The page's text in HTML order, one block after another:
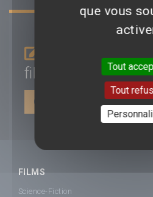
Je donne mon
film
Le Roi des
CONNEXION |
FILMS
Science-Fiction
que vous
Tout
Tout